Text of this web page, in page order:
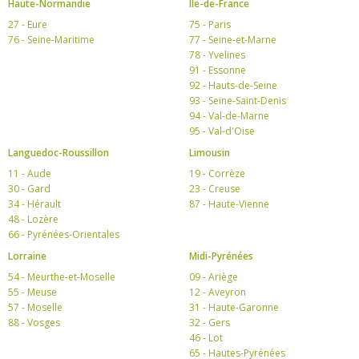
Haute-Normandie
27 - Eure
76 - Seine-Maritime
Ile-de-France
75 - Paris
77 - Seine-et-Marne
78 - Yvelines
91 - Essonne
92 - Hauts-de-Seine
93 - Seine-Saint-Denis
94 - Val-de-Marne
95 - Val-d'Oise
Languedoc-Roussillon
11 - Aude
30 - Gard
34 - Hérault
48 - Lozère
66 - Pyrénées-Orientales
Limousin
19 - Corrèze
23 - Creuse
87 - Haute-Vienne
Lorraine
54 - Meurthe-et-Moselle
55 - Meuse
57 - Moselle
88 - Vosges
Midi-Pyrénées
09 - Ariège
12 - Aveyron
31 - Haute-Garonne
32 - Gers
46 - Lot
65 - Hautes-Pyrénées